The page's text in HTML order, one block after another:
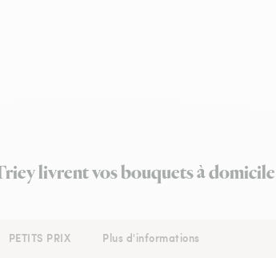
livrent vos bouquets à
PETITS PRIX Plus d'informations